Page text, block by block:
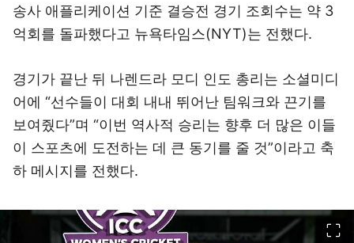
송사 애플리케이션 기준 결승전 경기 조회수는 약 3
억회를 돌파했다고 뉴욕타임스(NYT)는 전했다.
경기가 끝난 뒤 나렌드라 모디 인도 총리는 소셜미디
어에 “선수들이 대회 내내 뛰어난 팀워크와 끈기를
보여줬다”며 “이번 역사적 승리는 향후 더 많은 이들
이 스포츠에 도전하는 데 큰 동기를 줄 것”이라고 축
하 메시지를 전했다.